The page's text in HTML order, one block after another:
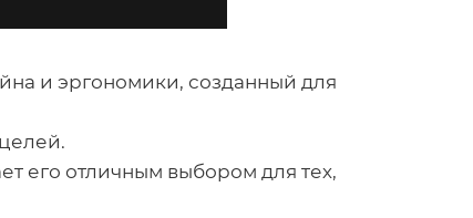
и эргономики, созданный для
его отличным выбором для тех,